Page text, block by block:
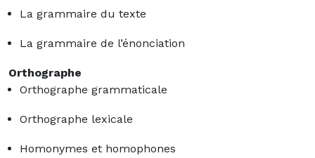
La grammaire du texte
La grammaire de l’énonciation
Orthographe
Orthographe grammaticale
Orthographe lexicale
Homonymes et homophones